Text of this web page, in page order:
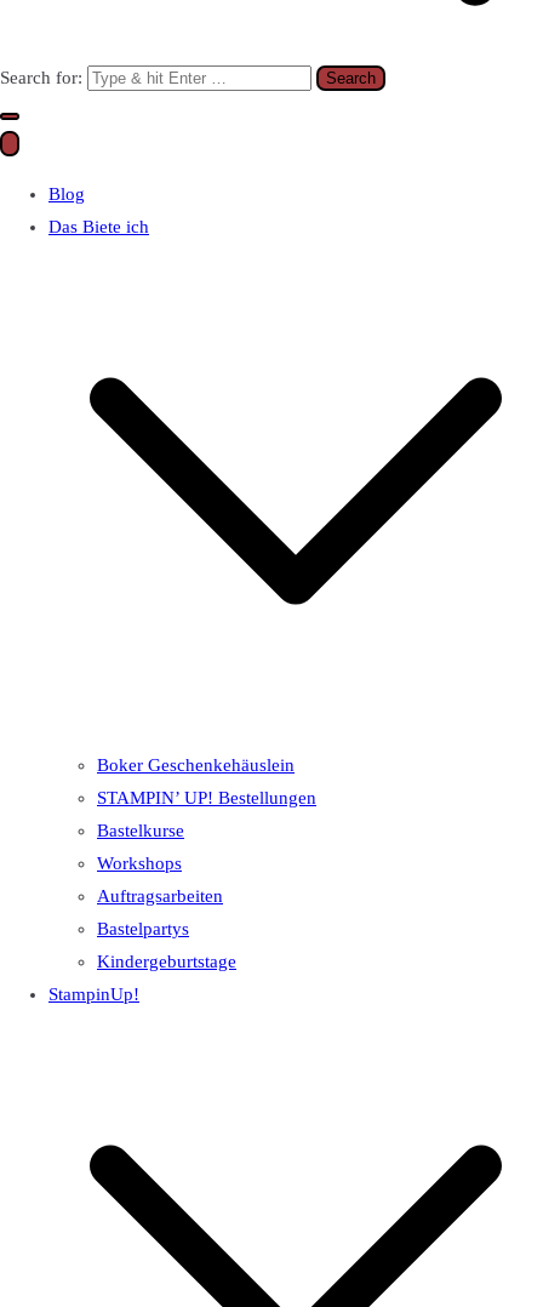
Search for:
Blog
Das Biete ich
Boker Geschenkehäuslein
STAMPIN’ UP! Bestellungen
Bastelkurse
Workshops
Auftragsarbeiten
Bastelpartys
Kindergeburtstage
StampinUp!